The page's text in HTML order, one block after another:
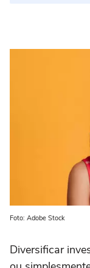
Foto: Adobe Stock
Diversificar